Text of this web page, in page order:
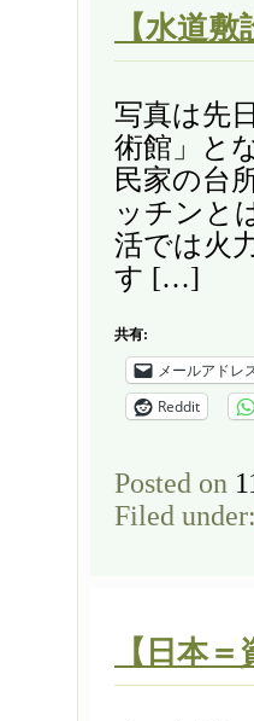
【水道
写真は先
術館」と
民家の台
ッチンと
活では火
す […]
共有:
メールアドレ
Reddit
Posted on
Filed under:
【日本